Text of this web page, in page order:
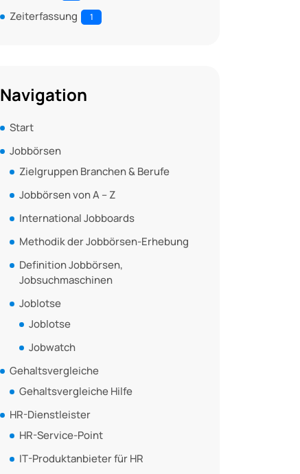
Zeiterfassung 1
Navigation
Start
Jobbörsen
Zielgruppen Branchen & Berufe
Jobbörsen von A – Z
International Jobboards
Methodik der Jobbörsen-Erhebung
Definition Jobbörsen,
Jobsuchmaschinen
Joblotse
Joblotse
Jobwatch
Gehaltsvergleiche
Gehaltsvergleiche Hilfe
HR-Dienstleister
HR-Service-Point
IT-Produktanbieter für HR